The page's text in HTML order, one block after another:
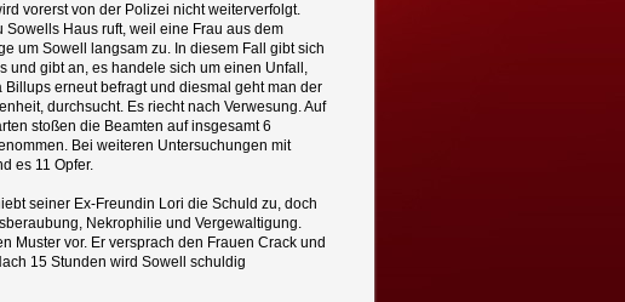
vorerst von der Polizei nicht weiterverfolgt.
Haus ruft, weil eine Frau aus dem
um Sowell langsam zu. In diesem Fall gibt sich
und gibt an, es handele sich um einen Unfall,
erneut befragt und diesmal geht man der
durchsucht. Es riecht nach Verwesung. Auf
stoßen die Beamten auf insgesamt 6
Bei weiteren Untersuchungen mit
es 11 Opfer.
seiner Ex-Freundin Lori die Schuld zu, doch
Nekrophilie und Vergewaltigung.
Muster vor. Er versprach den Frauen Crack und
15 Stunden wird Sowell schuldig